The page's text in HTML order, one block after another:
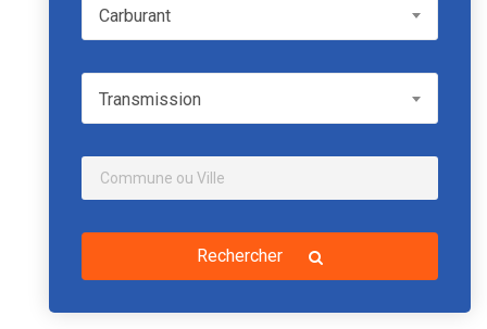
CarburantCarburant
TransmissionTransmission
Rechercher